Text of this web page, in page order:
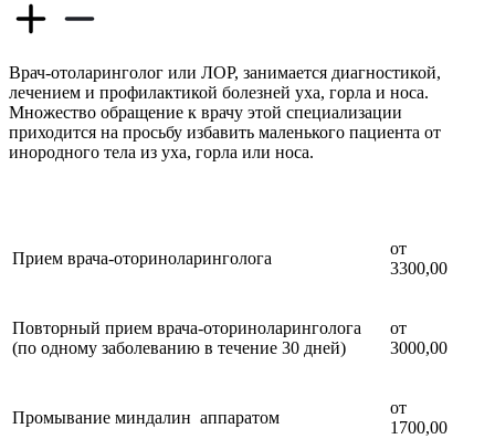
Врач-отоларинголог или ЛОР, занимается диагностикой,
лечением и профилактикой болезней уха, горла и носа.
Множество обращение к врачу этой специализации
приходится на просьбу избавить маленького пациента от
инородного тела из уха, горла или носа.
Прием врача-оториноларинголога
от
3300,00
Повторный прием врача-оториноларинголога
(по одному заболеванию в течение 30 дней)
от
3000,00
Промывание миндалин аппаратом
от
1700,00